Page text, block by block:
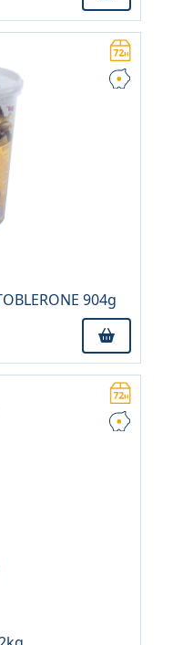
904g